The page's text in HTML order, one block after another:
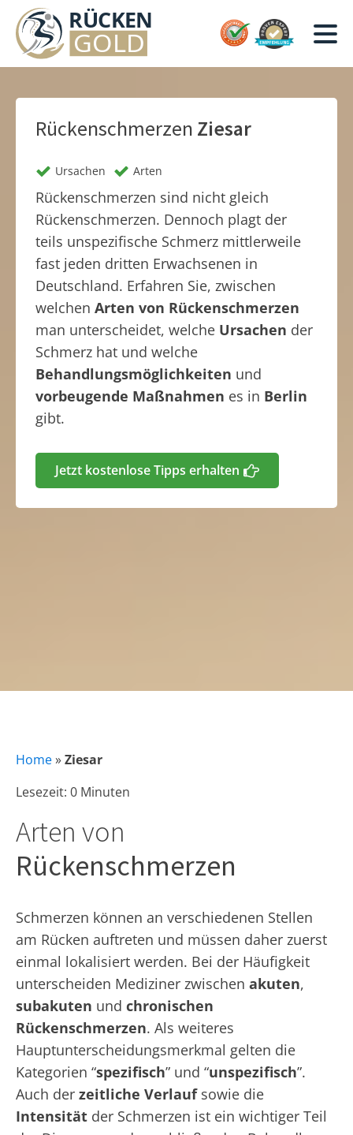
Rückenschmerzen Ziesar
Ursachen Arten
Rückenschmerzen sind nicht gleich
Rückenschmerzen. Dennoch plagt der
teils unspezifische Schmerz mittlerweile
fast jeden dritten Erwachsenen in
Deutschland. Erfahren Sie, zwischen
welchen Arten von Rückenschmerzen
man unterscheidet, welche Ursachen der
Schmerz hat und welche
Behandlungsmöglichkeiten und
vorbeugende Maßnahmen es in Berlin
gibt.
Jetzt kostenlose Tipps erhalten
Home»Ziesar
Lesezeit: 0 Minuten
Arten von
Rückenschmerzen
Schmerzen können an verschiedenen Stellen
am Rücken auftreten und müssen daher zuerst
einmal lokalisiert werden. Bei der Häufigkeit
unterscheiden Mediziner zwischen akuten,
subakuten und chronischen
Rückenschmerzen. Als weiteres
Hauptunterscheidungsmerkmal gelten die
Kategorien “spezifisch” und “unspezifisch”.
Auch der zeitliche Verlauf sowie die
Intensität der Schmerzen ist ein wichtiger Teil